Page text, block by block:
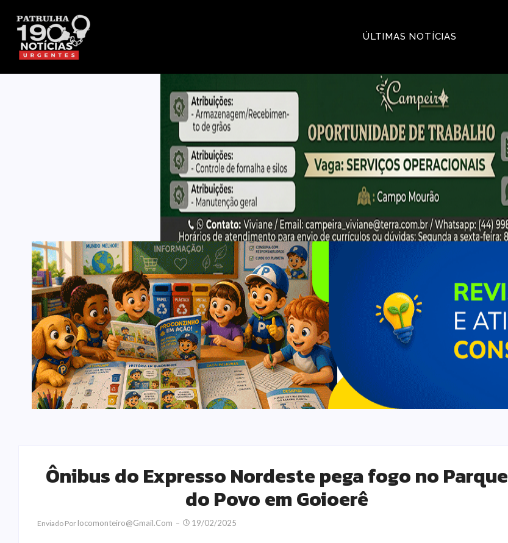
ÚLTIMAS NOTÍCIAS
Ônibus do Expresso Nordeste pega fogo no Parque
do Povo em Goioerê
Enviado Por Locomonteiro@gmail.com 19/02/2025